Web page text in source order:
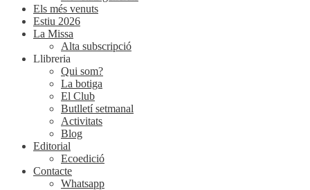
Els més venuts
Estiu 2026
La Missa
Alta subscripció
Llibreria
Qui som?
La botiga
El Club
Butlletí setmanal
Activitats
Blog
Editorial
Ecoedició
Contacte
Whatsapp